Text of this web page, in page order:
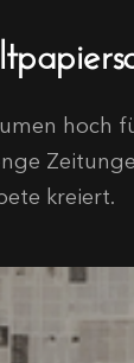
hoch
kreiert.